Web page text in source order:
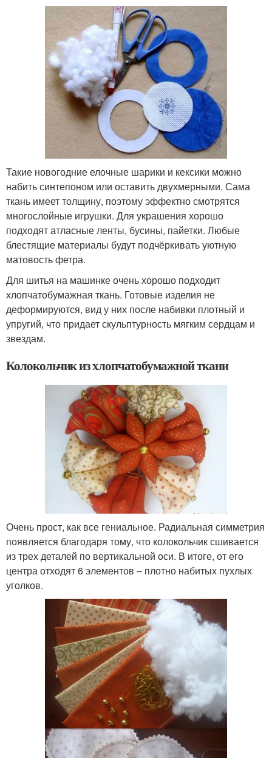
Такие новогодние елочные шарики и кексики можно
набить синтепоном или оставить двухмерными. Сама
ткань имеет толщину, поэтому эффектно смотрятся
многослойные игрушки. Для украшения хорошо
подходят атласные ленты, бусины, пайетки. Любые
блестящие материалы будут подчёркивать уютную
матовость фетра.
Для шитья на машинке очень хорошо подходит
хлопчатобумажная ткань. Готовые изделия не
деформируются, вид у них после набивки плотный и
упругий, что придает скульптурность мягким сердцам и
звездам.
Колокольчик из хлопчатобумажной ткани
Очень прост, как все гениальное. Радиальная симметрия
появляется благодаря тому, что колокольчик сшивается
из трех деталей по вертикальной оси. В итоге, от его
центра отходят 6 элементов – плотно набитых пухлых
уголков.